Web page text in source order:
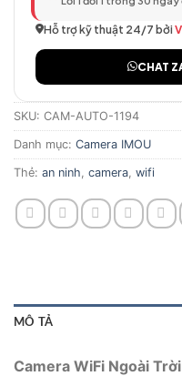
Hỗ trợ kỹ thuật 24/7 bởi
CHAT
SKU: CAM-AUTO-1194
Danh mục: Camera IMOU
Thẻ: an ninh camera wifi
MÔ TẢ
Camera WiFi Ngoài